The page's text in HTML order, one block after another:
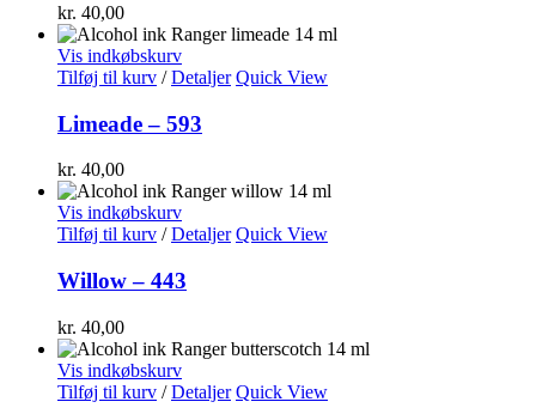
kr. 40,00
Vis indkøbskurv
Tilføj til kurv / Detaljer Quick View
Limeade – 593
kr. 40,00
Vis indkøbskurv
Tilføj til kurv / Detaljer Quick View
Willow – 443
kr. 40,00
Vis indkøbskurv
Tilføj til kurv / Detaljer Quick View